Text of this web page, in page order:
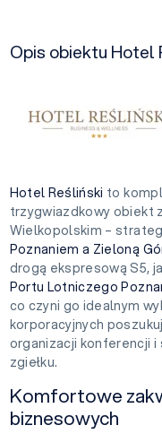
Opis obiektu Hotel
Hotel Reśliński to
trzygwiazdkowy obiekt
Wielkopolskim –
Poznaniem a Zieloną
drogą ekspresową S5,
Portu Lotniczego
co czyni go idealnym
korporacyjnych
organizacji konferencji
zgiełku.
Komfortowe
biznesowych